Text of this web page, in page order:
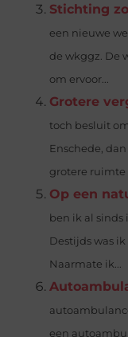
Stichting
een nieuwe
de wkggz. De
om ervoor...
Grotere
toch besluit
Enschede,
grotere ruimte
Op een
ben ik al sinds
Destijds was
Naarmate ik...
een